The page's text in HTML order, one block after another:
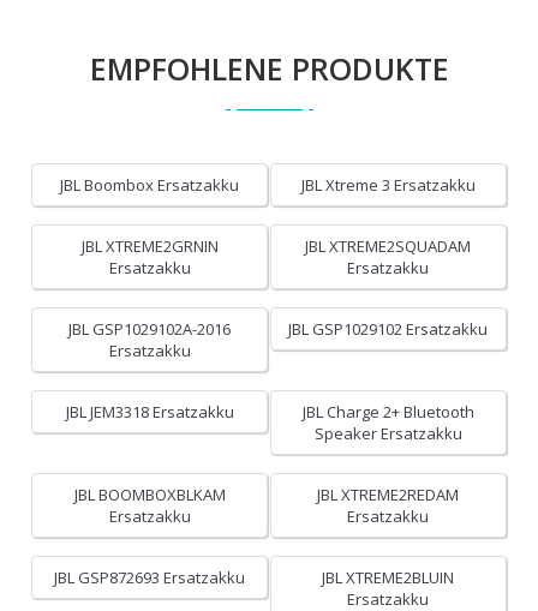
EMPFOHLENE PRODUKTE
JBL Boombox Ersatzakku JBL Xtreme 3 Ersatzakku
JBL XTREME2GRNIN
Ersatzakku
JBL XTREME2SQUADAM
Ersatzakku
JBL GSP1029102A-2016
Ersatzakku
JBL GSP1029102 Ersatzakku
JBL JEM3318 Ersatzakku
JBL Charge 2+ Bluetooth
Speaker Ersatzakku
JBL BOOMBOXBLKAM
Ersatzakku
JBL XTREME2REDAM
Ersatzakku
JBL GSP872693 Ersatzakku
JBL XTREME2BLUIN
Ersatzakku